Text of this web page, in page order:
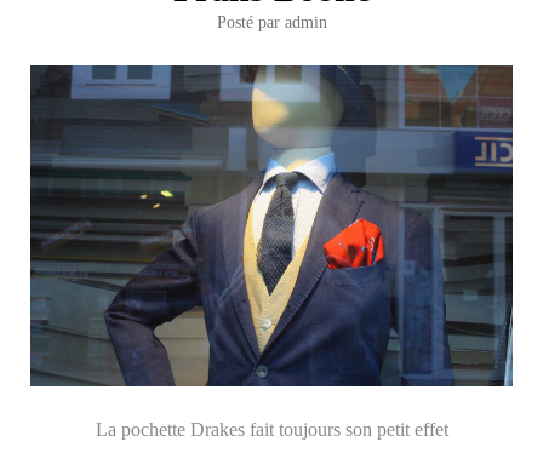
Posté par admin
La pochette Drakes fait toujours son petit effet